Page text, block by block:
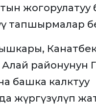
жогорулатуу
тапшырмалар
районунун
башка калктуу
жүргүзүлүп